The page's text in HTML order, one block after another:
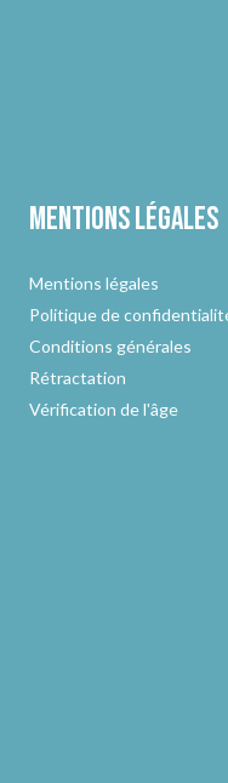
Mentions légales
Mentions légales
Politique de
Conditions générales
Rétractation
Vérification de l'âge